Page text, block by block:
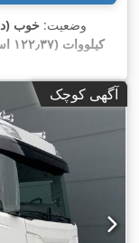
وضعیت: خوب
کیلووات (۱۲۲٫۳۷ اسب بخار)
محور:۳٬۲۸۰ میلی‌متر
کابین روزانه, نوع
, تعداد
,
,
, تجهیزات:Apple
پنجره, تهویه
آگهی کوچک